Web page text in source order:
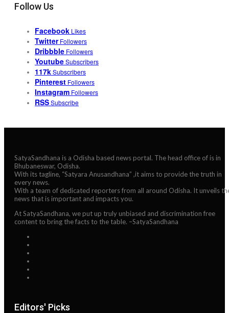
Follow Us
Facebook Likes
Twitter Followers
Dribbble Followers
YoutubeSubscribers
117kSubscribers
Pinterest Followers
Instagram Followers
RSSSubscribe
SatyaSandhana is a Odisha based news portal. The head office of is in
Bhubaneswar, Odisha.
With its tagline, “Satyara Anusandhana” ,it aims to provide the truth in
every news.
With a team of dedicated reporters from all around Odisha. It unveils
news that is important and impacts you.
At SatyaSandhana, we put up truly unbiased and discrimination free
content to bring the facts to the table. –SatyaSandhana
Editors' Picks